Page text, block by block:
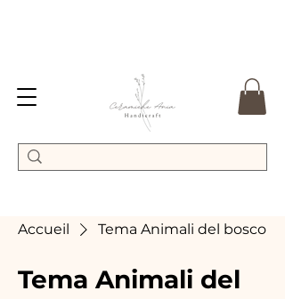
Accueil Tema Animali del bosco
Tema Animali del